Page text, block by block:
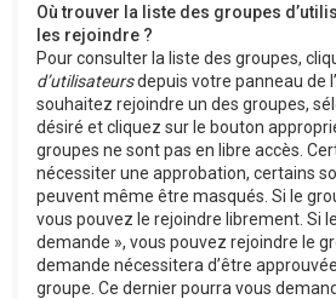
Où trouver la liste des groupes
les rejoindre ?
Pour consulter la liste des groupes,
d’utilisateursdepuis votre panneau de
souhaitez rejoindre un des groupes,
désiré et cliquez sur le bouton
groupes ne sont pas en libre accès.
nécessiter une approbation, certains
peuvent même être masqués. Si le
vous pouvez le rejoindre librement. Si
demande », vous pouvez rejoindre le
demande nécessitera d’être
groupe. Ce dernier pourra vous